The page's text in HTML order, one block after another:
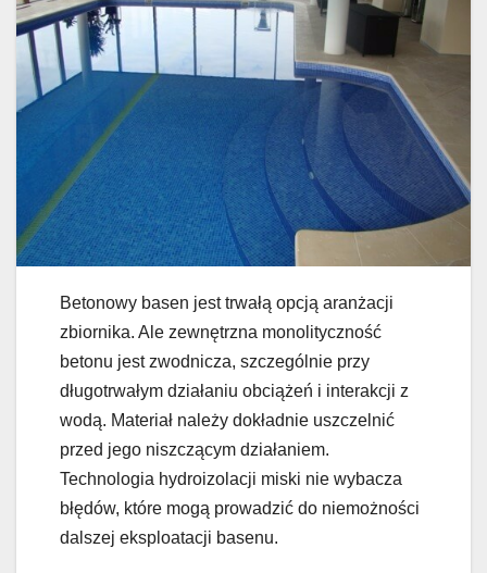
Betonowy basen jest trwałą opcją aranżacji
zbiornika. Ale zewnętrzna monolityczność
betonu jest zwodnicza, szczególnie przy
długotrwałym działaniu obciążeń i interakcji z
wodą. Materiał należy dokładnie uszczelnić
przed jego niszczącym działaniem.
Technologia hydroizolacji miski nie wybacza
błędów, które mogą prowadzić do niemożności
dalszej eksploatacji basenu.